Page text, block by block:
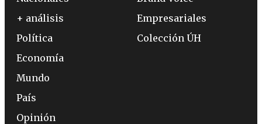
+ análisis
Política
Economía
Mundo
País
Opinión
Empresariales
Colección ÚH